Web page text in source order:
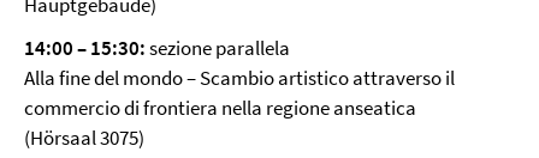
14:00 – 15:30:sezione parallela
Alla fine del mondo – Scambio artistico attraverso il
commercio di frontiera nella regione anseatica
(Hörsaal 3075)